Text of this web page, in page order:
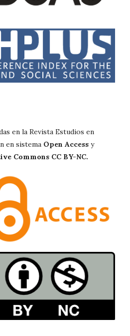
en la Revista Estudios en
en sistema Open Access y
Commons CC BY-NC.